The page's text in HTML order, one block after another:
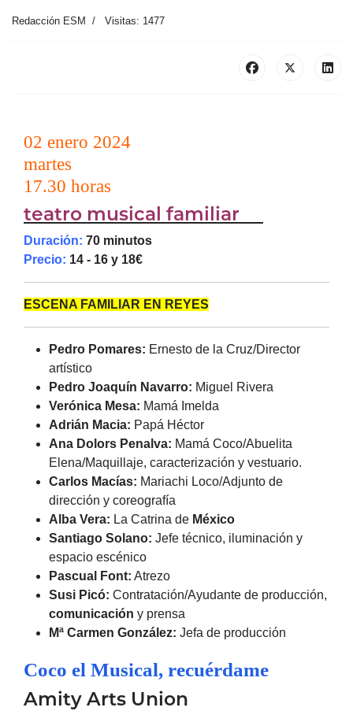
Redacción ESM Visitas: 1477
02 enero 2024
martes
17.30 horas
teatro musical familiar
Duración: 70 minutos
Precio: 14 - 16 y 18€
ESCENA FAMILIAR EN REYES
Pedro Pomares: Ernesto de la Cruz/Director
artístico
Pedro Joaquín Navarro: Miguel Rivera
Verónica Mesa: Mamá Imelda
Adrián Macia: Papá Héctor
Ana Dolors Penalva: Mamá Coco/Abuelita
Elena/Maquillaje, caracterización y vestuario.
Carlos Macías: Mariachi Loco/Adjunto de
dirección y coreografía
Alba Vera: La Catrina de México
Santiago Solano: Jefe técnico, iluminación y
espacio escénico
Pascual Font: Atrezo
Susi Picó: Contratación/Ayudante de producción,
comunicación y prensa
Mª Carmen González: Jefa de producción
Coco el Musical, recuérdame
Amity Arts Union